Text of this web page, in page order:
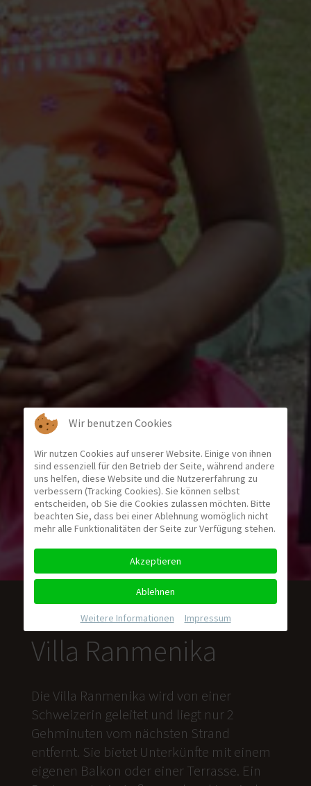
Villa Ranmenika
Die Villa Ranmenika wird von einer
Schweizerin geleitet und liegt nur 2
Gehminuten vom nächsten Strand
entfernt. Sie bietet Unterkünfte mit einem
eigenen Balkon oder einer Terrasse. Ein
Wir benutzen Cookies
Wir nutzen Cookies auf unserer Website. Einige von ihnen
sind essenziell für den Betrieb der Seite, während andere
uns helfen, diese Website und die Nutzererfahrung zu
verbessern (Tracking Cookies). Sie können selbst
entscheiden, ob Sie die Cookies zulassen möchten. Bitte
beachten Sie, dass bei einer Ablehnung womöglich nicht
mehr alle Funktionalitäten der Seite zur Verfügung stehen.
Akzeptieren
Ablehnen
Weitere Informationen Impressum